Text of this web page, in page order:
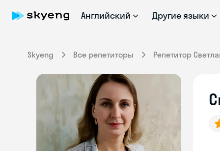
Английский Другие языки
Skyeng Все репетиторы Репетитор